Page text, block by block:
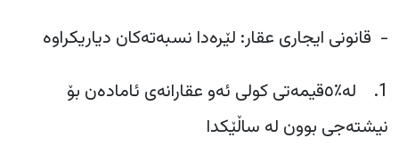
- قانونی ایجاری عقار: لێرەدا نسبەتەکان دیاریکراوە
1. لە٪٥قیمەتی کولی ئەو عقارانەی ئامادەن بۆ
نیشتەجی بوون لە ساڵێکدا